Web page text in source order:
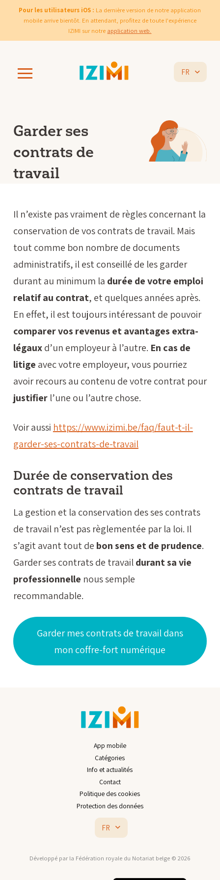
Pour les utilisateurs iOS : La dernière version de notre application
mobile arrive bientôt. En attendant, profitez de toute l'expérience
IZIMI sur notre application web.
FR
Garder ses
contrats de
travail
Il n’existe pas vraiment de règles concernant la
conservation de vos contrats de travail. Mais
tout comme bon nombre de documents
administratifs, il est conseillé de les garder
durant au minimum la durée de votre emploi
relatif au contrat, et quelques années après.
En effet, il est toujours intéressant de pouvoir
comparer vos revenus et avantages extra-
légauxd’un employeur à l’autre. En cas de
litige avec votre employeur, vous pourriez
avoir recours au contenu de votre contrat pour
justifierl’une ou l’autre chose.
Voir aussi https://www.izimi.be/faq/faut-t-il-
garder-ses-contrats-de-travail
Durée de conservation des
contrats de travail
La gestion et la conservation des ses contrats
de travail n’est pas règlementée par la loi. Il
s’agit avant tout de bon sens et de prudence.
Garder ses contrats de travaildurant sa vie
professionnelle nous semple
recommandable.
Garder mes contrats de travail dans
mon coffre-fort numérique
App mobile
Catégories
Info et actualités
Contact
Politique des cookies
Protection des données
FR
Développé par la Fédération royale du Notariat belge © 2026